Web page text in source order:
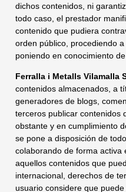
dichos contenidos, ni
todo caso, el prestador
contenido que pudiera
orden público, procediendo
poniendo en conocimiento
Ferralla i Metalls Vilamalla
contenidos almacenados, a
generadores de blogs,
terceros publicar contenidos
obstante y en cumplimiento
se pone a disposición de
colaborando de forma activa
aquellos contenidos que
internacional, derechos de
usuario considere que